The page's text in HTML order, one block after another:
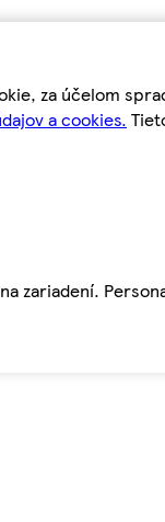
za účelom
a cookies.
zariadení.